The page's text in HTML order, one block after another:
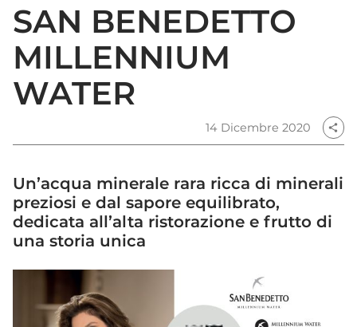
SAN BENEDETTO
MILLENNIUM
WATER
14 Dicembre 2020 share
Un’acqua minerale rara ricca di minerali
preziosi e dal sapore equilibrato,
dedicata all’alta ristorazione e frutto di
una storia unica